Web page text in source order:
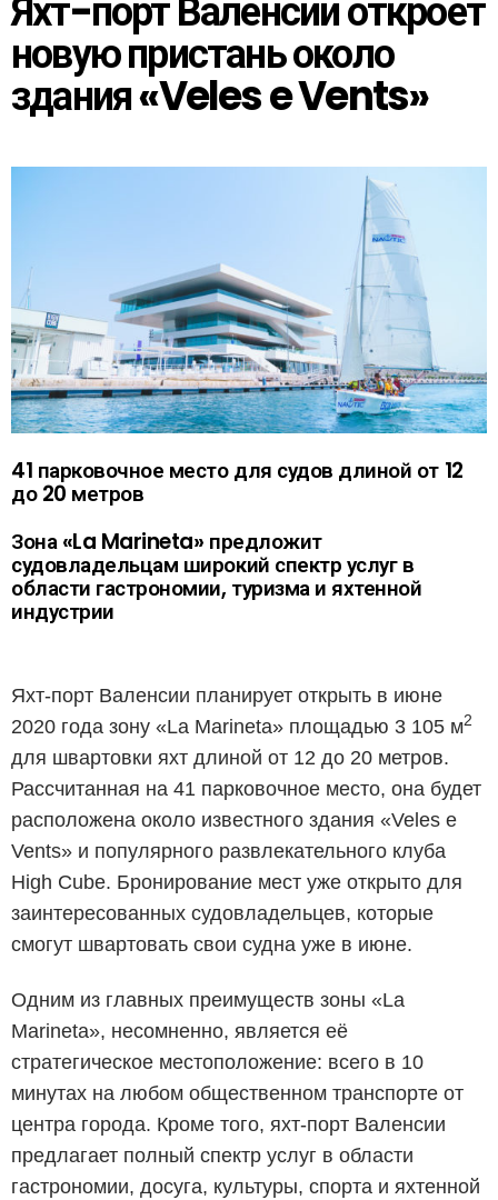
Яхт-порт Валенсии откроет
новую пристань около
здания «Veles e Vents»
41 парковочное место для судов длиной от 12
до 20 метров
Зона «La Marineta» предложит
судовладельцам широкий спектр услуг в
области гастрономии, туризма и яхтенной
индустрии
Яхт-порт Валенсии планирует открыть в июне
2020 года зону «La Marineta» площадью 3 105 м2
для швартовки яхт длиной от 12 до 20 метров.
Рассчитанная на 41 парковочное место, она будет
расположена около известного здания «Veles e
Vents» и популярного развлекательного клуба
High Cube. Бронирование мест уже открыто для
заинтересованных судовладельцев, которые
смогут швартовать свои судна уже в июне.
Одним из главных преимуществ зоны «La
Marineta», несомненно, является её
стратегическое местоположение: всего в 10
минутах на любом общественном транспорте от
центра города. Кроме того, яхт-порт Валенсии
предлагает полный спектр услуг в области
гастрономии, досуга, культуры, спорта и яхтенной